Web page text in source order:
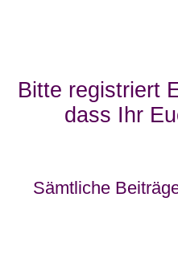
Bitte registriert
dass Ihr
Sämtliche